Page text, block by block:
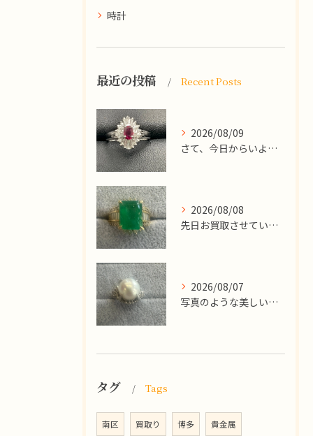
時計
最近の投稿 Recent Posts
2026/08/09
​さて、今日からいよいよお盆休みが始まりますね！
2026/08/08
先日お買取させていただいた
2026/08/07
写真のような美しい大粒のパールリングですが、
タグ Tags
南区 買取り 博多 貴金属